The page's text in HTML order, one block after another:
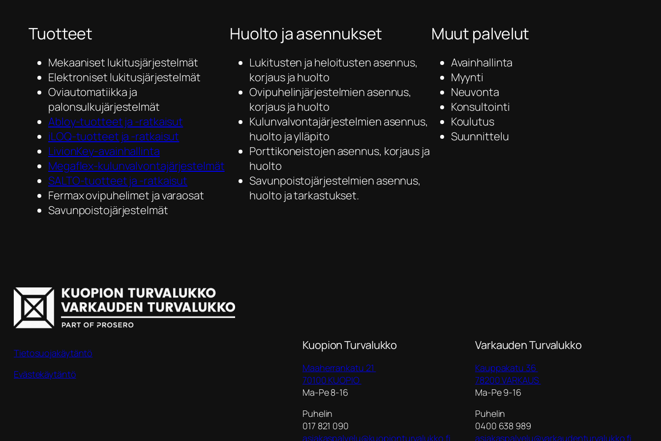
Tuotteet
Mekaaniset lukitusjärjestelmät
Elektroniset lukitusjärjestelmät
Oviautomatiikka ja
palonsulkujärjestelmät
Abloy-tuotteet ja -ratkaisut
iLOQ-tuotteet ja -ratkaisut
LivionKey-avainhallinta
Megaflex-kulunvalvontajärjestelmät
SALTO-tuotteet ja -ratkaisut
Fermax ovipuhelimet ja varaosat
Savunpoistojärjestelmät
Huolto ja asennukset
Lukitusten ja heloitusten asennus,
korjaus ja huolto
Ovipuhelinjärjestelmien asennus,
korjaus ja huolto
Kulunvalvontajärjestelmien asennus,
huolto ja ylläpito
Porttikoneistojen asennus, korjaus ja
huolto
Savunpoistojärjestelmien asennus,
huolto ja tarkastukset.
Muut palvelut
Avainhallinta
Myynti
Neuvonta
Konsultointi
Koulutus
Suunnittelu
Tietosuojakäytäntö
Evästekäytäntö
Kuopion Turvalukko
Maaherrankatu 21
70100 KUOPIO
Ma-Pe 8-16
Puhelin
017 821 090
asiakaspalvelu@kuopionturvalukko.fi
Varkauden Turvalukko
Kauppakatu 36
78200 VARKAUS
Ma-Pe 9-16
Puhelin
0400 638 989
asiakaspalvelu@varkaudenturvalukko.fi